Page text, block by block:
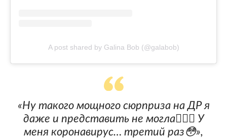
A post shared by Galina Bob (@galabob)
«Ну такого мощного сюрприза на ДР я
даже и представить не могла🤦🏼‍♀️ У
меня коронавирус… третий раз😳»,